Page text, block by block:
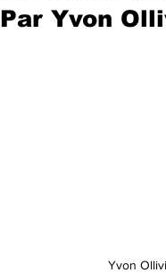
Par Yvon
Yvon